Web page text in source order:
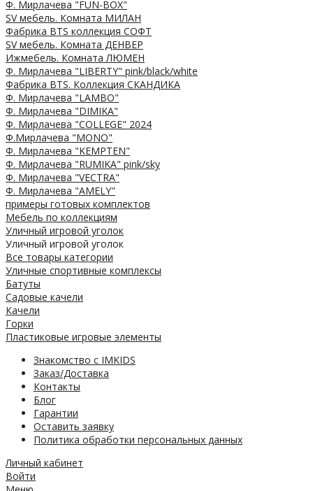
Ф. Мирлачева "FUN-BOX"
SV мебель. Комната МИЛАН
Фабрика BTS коллекция СОФТ
SV мебель. Комната ДЕНВЕР
Ижмебель. Комната ЛЮМЕН
Ф. Мирлачева "LIBERTY" pink/black/white
Фабрика BTS. Коллекция СКАНДИКА
Ф. Мирлачева "LAMBO"
Ф. Мирлачева "DIMIKA"
Ф. Мирлачева "COLLEGE" 2024
Ф.Мирлачева "MONO"
Ф. Мирлачева "KEMPTEN"
Ф. Мирлачева "RUMIKA" pink/sky
Ф. Мирлачева "VECTRA"
Ф. Мирлачева "AMELY"
примеры готовых комплектов
Мебель по коллекциям
Уличный игровой уголок
Уличный игровой уголок
Все товары категории
Уличные спортивные комплексы
Батуты
Садовые качели
Качели
Горки
Пластиковые игровые элементы
Знакомство с IMKIDS
Заказ/Доставка
Контакты
Блог
Гарантии
Оставить заявку
Политика обработки персональных данных
Личный кабинет
Войти